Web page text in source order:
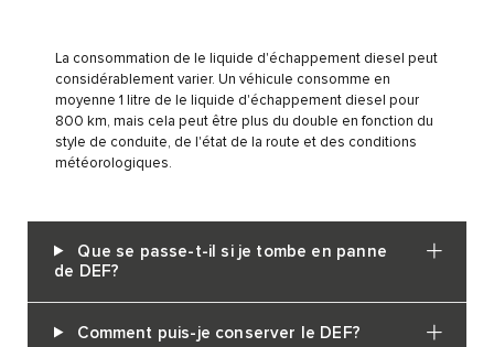
La consommation de le liquide d'échappement diesel peut
considérablement varier. Un véhicule consomme en
moyenne 1 litre de le liquide d'échappement diesel pour
800 km, mais cela peut être plus du double en fonction du
style de conduite, de l'état de la route et des conditions
météorologiques.
Que se passe-t-il si je tombe en panne
de DEF?
Comment puis-je conserver le DEF?